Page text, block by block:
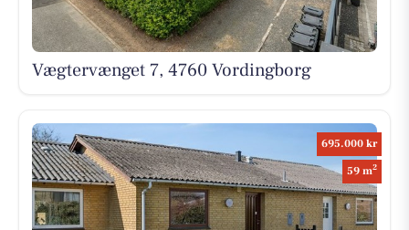
Vægtervænget 7, 4760 Vordingborg
695.000 kr
59 m2